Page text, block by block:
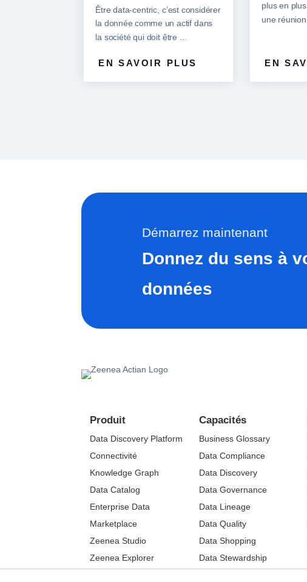
Être data-centric, c’est considérer
la donnée comme un actif dans
la société qui doit être ...
EN SAVOIR PLUS
plus en
une
EN
Démarrez maintenant
Donnez du sens à
données
Produit
Data Discovery Platform
Connectivité
Knowledge Graph
Data Catalog
Enterprise Data
Marketplace
Zeenea Studio
Zeenea Explorer
Capacités
Business Glossary
Data Compliance
Data Discovery
Data Governance
Data Lineage
Data Quality
Data Shopping
Data Stewardship